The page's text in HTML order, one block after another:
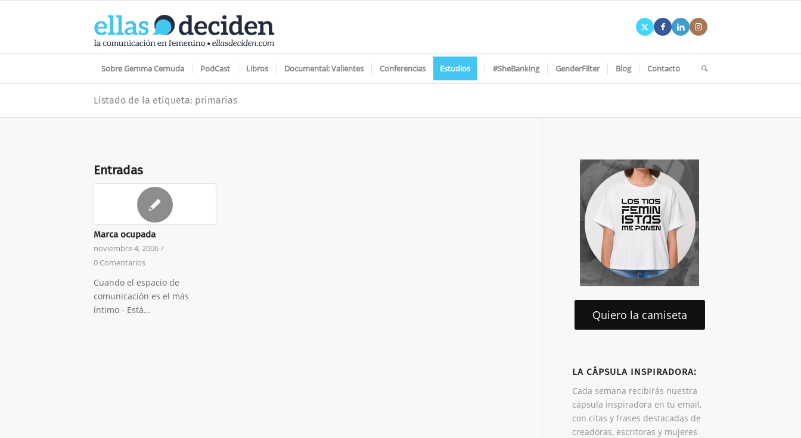
Sobre Gemma Cernuda PodCast Libros Documental: Valientes Conferencias Estudios #SheBanking GenderFilter Blog Contacto
Listado de la etiqueta: primarias
Entradas
Marca ocupada
noviembre 4, 2006 /
0 Comentarios
Cuando el espacio de
comunicación es el más
íntimo - Está…
Quiero la camiseta
LA CÁPSULA INSPIRADORA:
Cada semana recibirás nuestra
cápsula inspiradora en tu email,
con citas y frases destacadas de
creadoras, escritoras y mujeres